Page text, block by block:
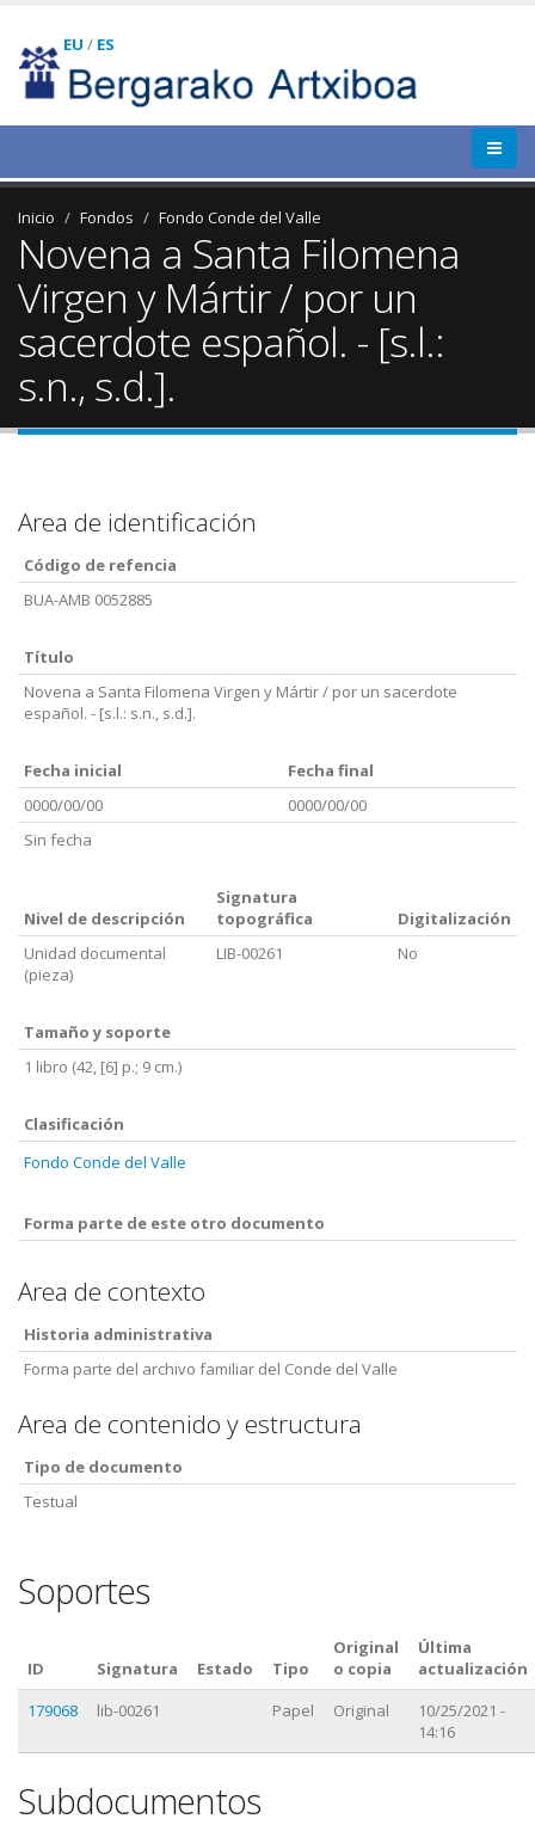
EU / ES
Inicio Fondos Fondo Conde del Valle
Novena a Santa Filomena
Virgen y Mártir / por un
sacerdote español. - [s.l.:
s.n., s.d.].
Area de identificación
Código de refencia
BUA-AMB 0052885
Título
Novena a Santa Filomena Virgen y Mártir / por un sacerdote
español. - [s.l.: s.n., s.d.].
Fecha inicial
Fecha final
0000/00/00
0000/00/00
Sin fecha
Nivel de descripción
Signatura
topográfica
Digitalización
Unidad documental
(pieza)
LIB-00261 No
Tamaño y soporte
1 libro (42, [6] p.; 9 cm.)
Clasificación
Fondo Conde del Valle
Forma parte de este otro documento
Area de contexto
Historia administrativa
Forma parte del archivo familiar del Conde del Valle
Area de contenido y estructura
Tipo de documento
Testual
Soportes
ID Signatura Estado Tipo
Original
o copia
Última
actualización
179068
lib-00261 Papel Original
10/25/2021 -
14:16
Subdocumentos